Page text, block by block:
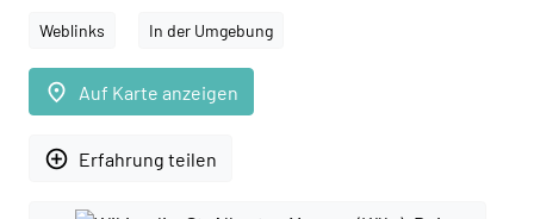
Weblinks In der Umgebung
place Auf Karte anzeigen
add_circle_outline Erfahrung teilen